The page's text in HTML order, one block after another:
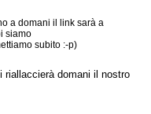
a domani il link sarà a
siamo
subito :-p)
riallaccierà domani il nostro